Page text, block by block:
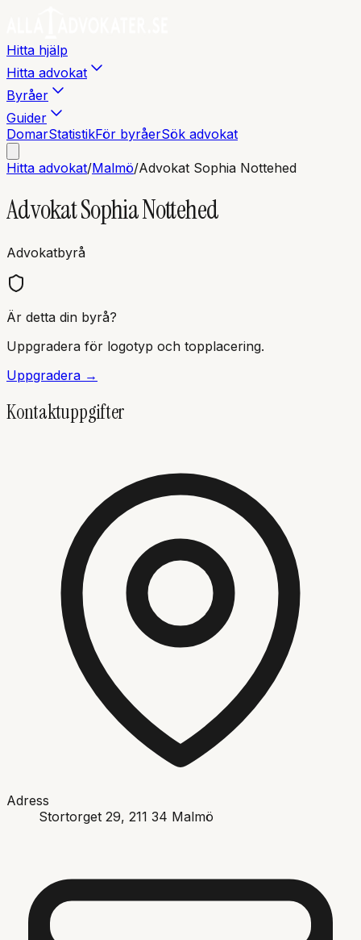
Hitta hjälp
Hitta advokat
Byråer
Guider
DomarStatistikFör byråerSök advokat
Hitta advokat/Malmö/Advokat Sophia Nottehed
Advokat Sophia Nottehed
Advokatbyrå
Är detta din byrå?
Uppgradera för logotyp och topplacering.
Uppgradera →
Kontaktuppgifter
Adress
Stortorget 29, 211 34 Malmö